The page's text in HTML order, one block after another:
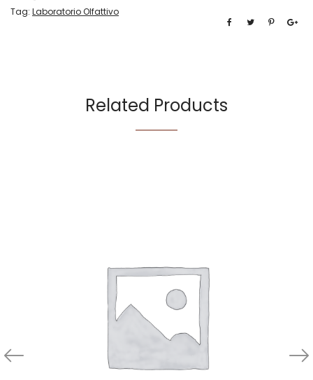
Tag: Laboratorio Olfattivo
Related Products